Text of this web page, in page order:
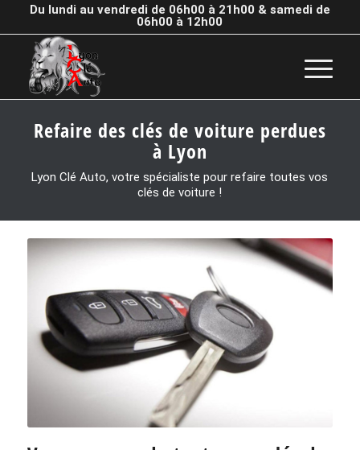
Du lundi au vendredi de 06h00 à 21h00 & samedi de
06h00 à 12h00
Refaire des clés de voiture perdues
à Lyon
Lyon Clé Auto, votre spécialiste pour refaire toutes vos
clés de voiture !